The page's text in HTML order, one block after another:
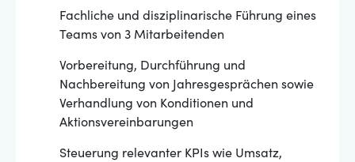
Fachliche und disziplinarische Führung eines
Teams von 3 Mitarbeitenden
Vorbereitung, Durchführung und
Nachbereitung von Jahresgesprächen sowie
Verhandlung von Konditionen und
Aktionsvereinbarungen
Steuerung relevanter KPIs wie Umsatz,